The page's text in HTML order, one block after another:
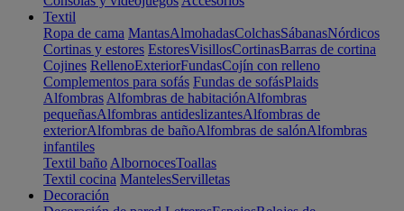
Textil
Ropa de cama MantasAlmohadasColchasSábanasNórdicos
Cortinas y estores EstoresVisillosCortinasBarras de cortina
Cojines RellenoExteriorFundasCojín con relleno
Complementos para sofás Fundas de sofásPlaids
Alfombras Alfombras de habitaciónAlfombras
pequeñasAlfombras antideslizantesAlfombras de
exteriorAlfombras de bañoAlfombras de salónAlfombras
infantiles
Textil baño AlbornocesToallas
Textil cocina MantelesServilletas
Decoración